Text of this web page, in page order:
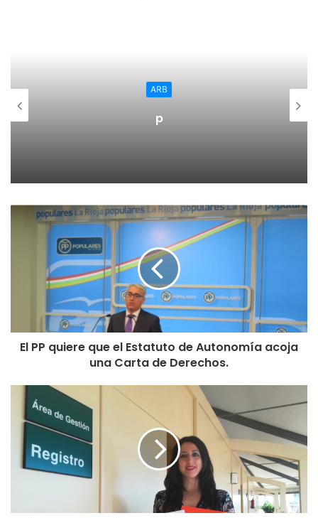
ARB
p
El PP quiere que el Estatuto de Autonomía acoja
una Carta de Derechos.